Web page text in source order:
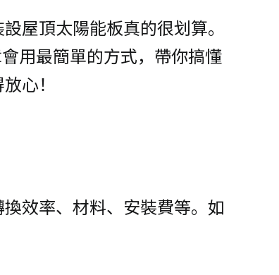
屋頂太陽能板真的很划算。
用最簡單的方式，帶你搞懂
心！
效率、材料、安裝費等。如